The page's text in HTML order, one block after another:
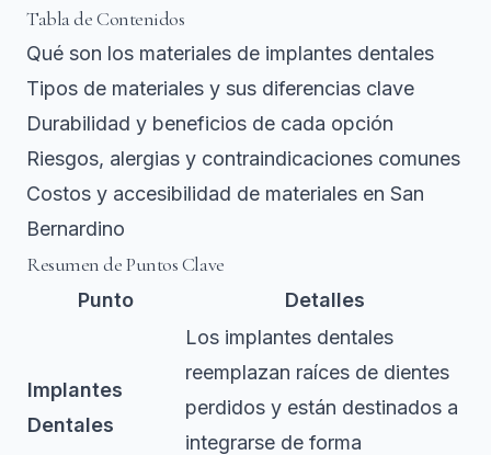
Tabla de Contenidos
Qué son los materiales de implantes dentales
Tipos de materiales y sus diferencias clave
Durabilidad y beneficios de cada opción
Riesgos, alergias y contraindicaciones comunes
Costos y accesibilidad de materiales en San
Bernardino
Resumen de Puntos Clave
Punto Detalles
Implantes
Dentales
Los implantes dentales
reemplazan raíces de dientes
perdidos y están destinados a
integrarse de forma